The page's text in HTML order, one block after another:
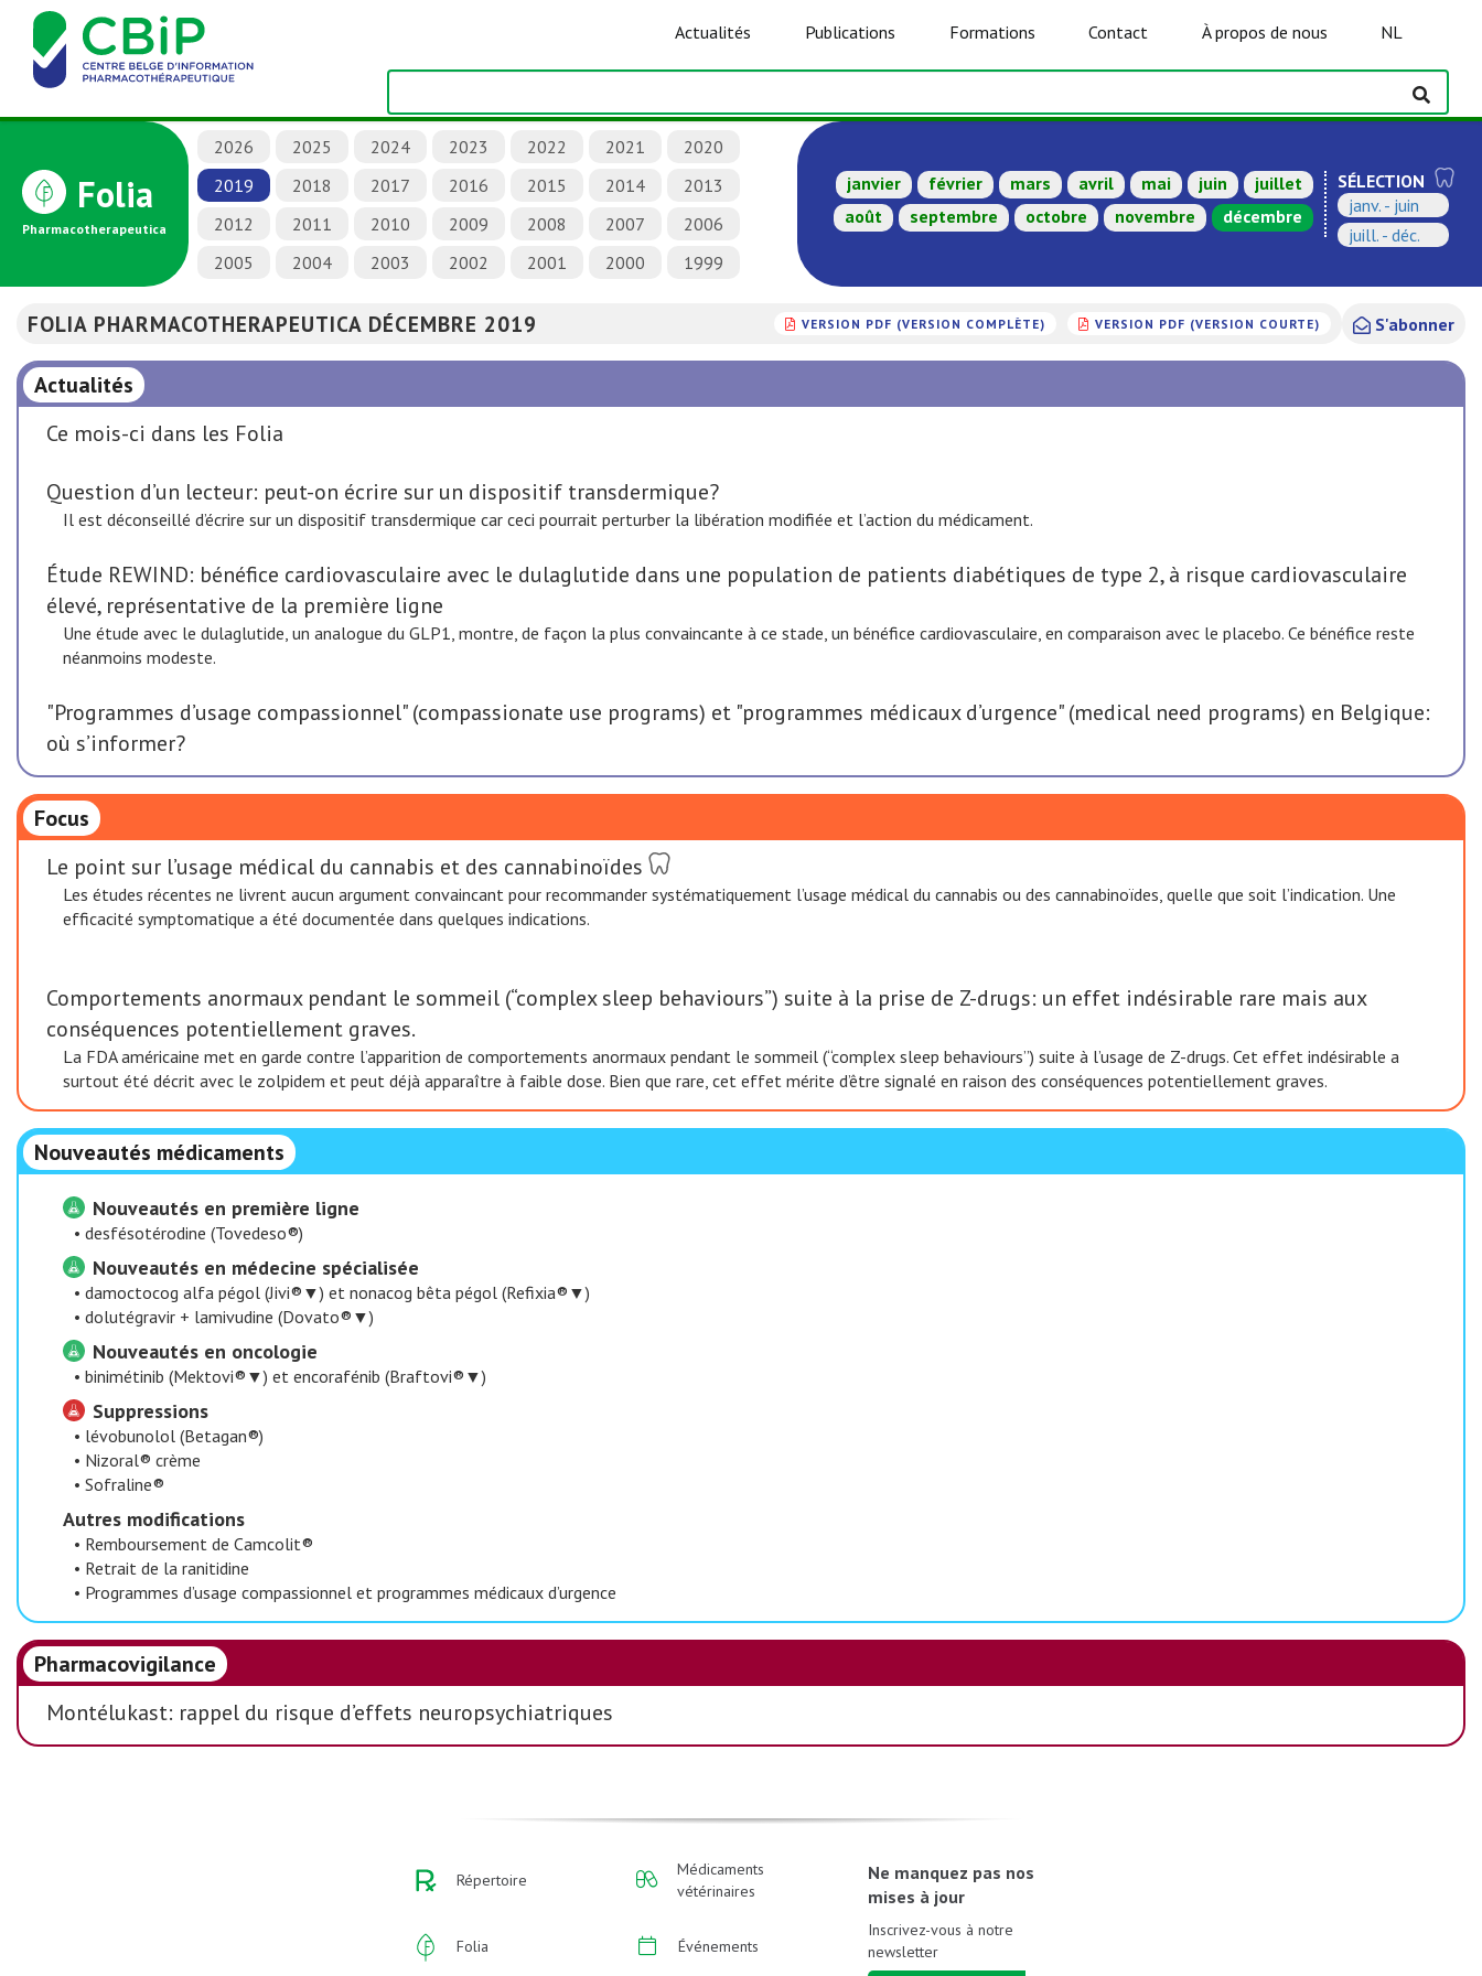
Actualités Publications Formations Contact À propos de nous NL
Folia
Pharmacotherapeutica
2026 2025 2024 2023 2022 2021
2020
2019
2018 2017 2016 2015 2014
2013
2012
2011 2010 2009 2008 2007
2006
2005
2004 2003 2002 2001 2000 1999
janvier février mars avril mai juin
juillet
août
septembre octobre novembre décembre
SÉLECTION
janv. - juin
juill. - déc.
FOLIA PHARMACOTHERAPEUTICA DÉCEMBRE 2019 VERSION PDF (VERSION COMPLÈTE) VERSION PDF (VERSION COURTE) S'abonner
Actualités
Ce mois-ci dans les Folia
Question d’un lecteur: peut-on écrire sur un dispositif transdermique?
Il est déconseillé d’écrire sur un dispositif transdermique car ceci pourrait perturber la libération modifiée et l’action du médicament.
Étude REWIND: bénéfice cardiovasculaire avec le dulaglutide dans une population de patients diabétiques de type 2, à risque cardiovasculaire
élevé, représentative de la première ligne
Une étude avec le dulaglutide, un analogue du GLP1, montre, de façon la plus convaincante à ce stade, un bénéfice cardiovasculaire, en comparaison avec le placebo. Ce bénéfice reste
néanmoins modeste.
"Programmes d’usage compassionnel" (compassionate use programs) et "programmes médicaux d’urgence" (medical need programs) en Belgique:
où s’informer?
Focus
Le point sur l’usage médical du cannabis et des cannabinoïdes
Les études récentes ne livrent aucun argument convaincant pour recommander systématiquement l’usage médical du cannabis ou des cannabinoïdes, quelle que soit l’indication. Une
efficacité symptomatique a été documentée dans quelques indications.
Comportements anormaux pendant le sommeil (“complex sleep behaviours”) suite à la prise de Z-drugs: un effet indésirable rare mais aux
conséquences potentiellement graves.
La FDA américaine met en garde contre l’apparition de comportements anormaux pendant le sommeil (“complex sleep behaviours”) suite à l’usage de Z-drugs. Cet effet indésirable a
surtout été décrit avec le zolpidem et peut déjà apparaître à faible dose. Bien que rare, cet effet mérite d’être signalé en raison des conséquences potentiellement graves.
Nouveautés médicaments
Nouveautés en première ligne
• desfésotérodine (Tovedeso®)
Nouveautés en médecine spécialisée
• damoctocog alfa pégol (Jivi®▼) et nonacog bêta pégol (Refixia®▼)
• dolutégravir + lamivudine (Dovato®▼)
Nouveautés en oncologie
• binimétinib (Mektovi®▼) et encorafénib (Braftovi®▼)
Suppressions
• lévobunolol (Betagan®)
• Nizoral® crème
• Sofraline®
Autres modifications
• Remboursement de Camcolit®
• Retrait de la ranitidine
• Programmes d’usage compassionnel et programmes médicaux d’urgence
Pharmacovigilance
Montélukast: rappel du risque d’effets neuropsychiatriques
Répertoire
Folia
Médicaments
vétérinaires
Événements
Ne manquez pas nos
mises à jour
Inscrivez-vous à notre
newsletter